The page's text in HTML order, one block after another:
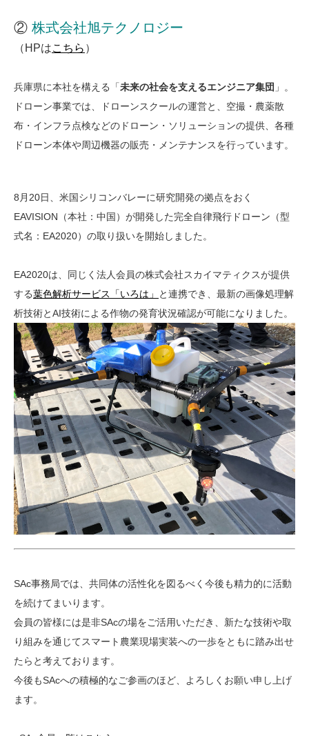
② 株式会社旭テクノロジー
（HPはこちら ）
兵庫県に本社を構える「未来の社会を支えるエンジニア集団 」。
ドローン事業では、ドローンスクールの運営と、空撮・農薬散
布・インフラ点検などのドローン・ソリューションの提供、各種
ドローン本体や周辺機器の販売・メンテナンスを行っています。
8月20日、米国シリコンバレーに研究開発の拠点をおく
EAVISION（本社：中国）が開発した完全自律飛行ドローン（型
式名：EA2020）の取り扱いを開始しました。
EA2020は、同じく法人会員の株式会社スカイマティクスが提供
する葉色解析サービス「いろは」
と連携でき、最新の画像処理解
析技術とAI技術による作物の発育状況確認が可能になりました。
SAc事務局では、共同体の活性化を図るべく今後も精力的に活動
を続けてまいります。
会員の皆様には是非SAcの場をご活用いただき、新たな技術や取
り組みを通じてスマート農業現場実装への一歩をともに踏み出せ
たらと考えております。
今後もSAcへの積極的なご参画のほど、よろしくお願い申し上げ
ます。